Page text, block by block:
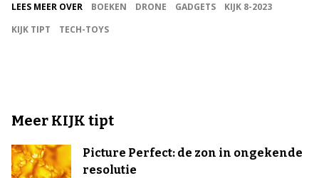
LEES MEER OVER BOEKEN DRONE GADGETS
KIJK 8-2023
KIJK TIPT
TECH-TOYS
Meer KIJK tipt
Picture Perfect: de zon in ongekende
resolutie